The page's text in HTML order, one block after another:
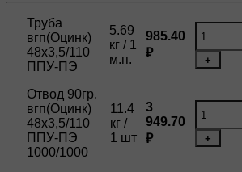
Труба
вгп(Оцинк)
48х3,5/110
ППУ-ПЭ
5.69
кг / 1
м.п.
985.40
₽
+
Отвод 90гр.
вгп(Оцинк)
48х3,5/110
ППУ-ПЭ
1000/1000
11.4
кг /
1 шт
3
949.70
₽
+